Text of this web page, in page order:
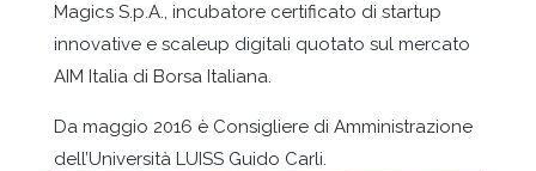
Magics S.p.A., incubatore certificato di startup
innovative e scaleup digitali quotato sul mercato
AIM Italia di Borsa Italiana.
Da maggio 2016 è Consigliere di Amministrazione
dell’Università LUISS Guido Carli.